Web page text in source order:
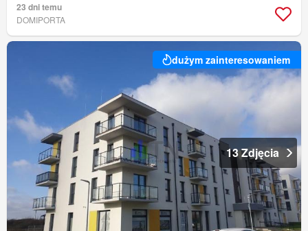
23 dni temu
DOMIPORTA
dużym zainteresowaniem
13 Zdjęcia